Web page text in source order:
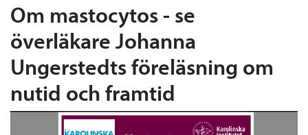
Om mastocytos - se
överläkare Johanna
Ungerstedts föreläsning om
nutid och framtid